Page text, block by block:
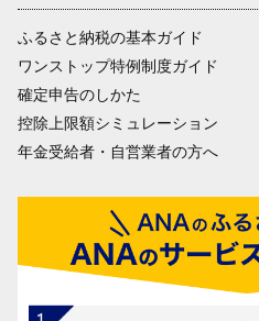
ふるさと納税の基本ガイド
ワンストップ特例制度ガイド
確定申告のしかた
控除上限額シミュレーション
年金受給者・自営業者の方へ